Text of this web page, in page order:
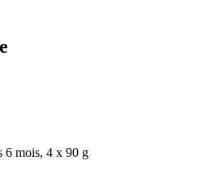
6 mois, 4 x 90 g